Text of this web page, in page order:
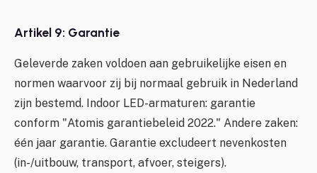
Artikel 9: Garantie
Geleverde zaken voldoen aan gebruikelijke eisen en
normen waarvoor zij bij normaal gebruik in Nederland
zijn bestemd. Indoor LED-armaturen: garantie
conform "Atomis garantiebeleid 2022." Andere zaken:
één jaar garantie. Garantie excludeert nevenkosten
(in-/uitbouw, transport, afvoer, steigers).